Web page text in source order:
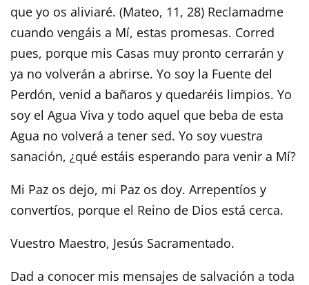
que yo os aliviaré. (Mateo, 11, 28) Reclamadme
cuando vengáis a Mí, estas promesas. Corred
pues, porque mis Casas muy pronto cerrarán y
ya no volverán a abrirse. Yo soy la Fuente del
Perdón, venid a bañaros y quedaréis limpios. Yo
soy el Agua Viva y todo aquel que beba de esta
Agua no volverá a tener sed. Yo soy vuestra
sanación, ¿qué estáis esperando para venir a Mí?
Mi Paz os dejo, mi Paz os doy. Arrepentíos y
convertíos, porque el Reino de Dios está cerca.
Vuestro Maestro, Jesús Sacramentado.
Dad a conocer mis mensajes de salvación a toda